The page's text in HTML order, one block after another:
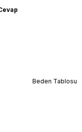
Beden Tablosu